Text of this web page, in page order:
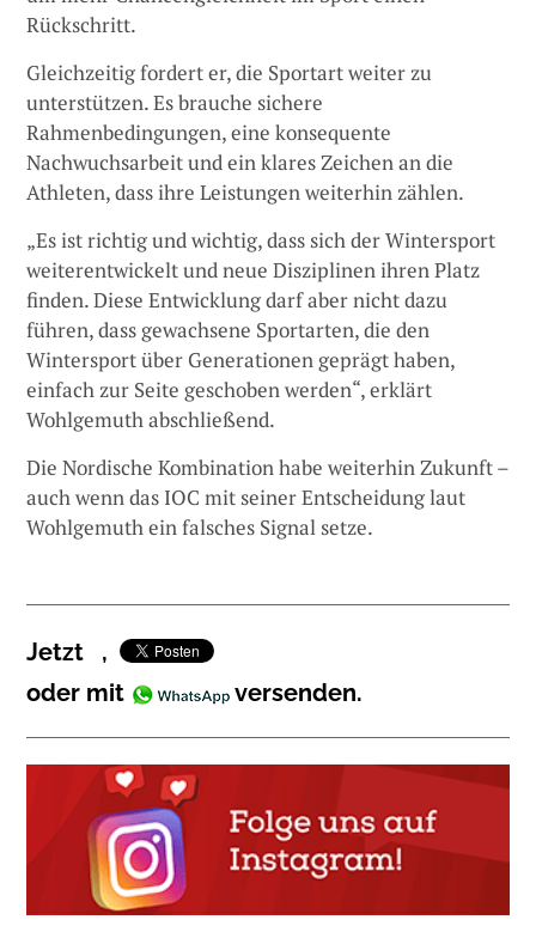
Rückschritt.
Gleichzeitig fordert er, die Sportart weiter zu
unterstützen. Es brauche sichere
Rahmenbedingungen, eine konsequente
Nachwuchsarbeit und ein klares Zeichen an die
Athleten, dass ihre Leistungen weiterhin zählen.
„Es ist richtig und wichtig, dass sich der Wintersport
weiterentwickelt und neue Disziplinen ihren Platz
finden. Diese Entwicklung darf aber nicht dazu
führen, dass gewachsene Sportarten, die den
Wintersport über Generationen geprägt haben,
einfach zur Seite geschoben werden“, erklärt
Wohlgemuth abschließend.
Die Nordische Kombination habe weiterhin Zukunft –
auch wenn das IOC mit seiner Entscheidung laut
Wohlgemuth ein falsches Signal setze.
Jetzt
,
oder mit
versenden.